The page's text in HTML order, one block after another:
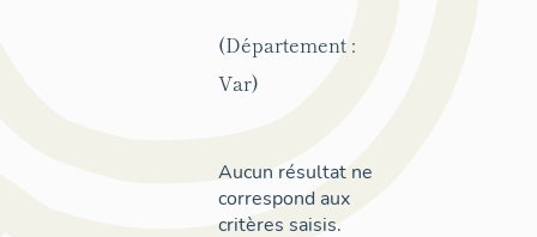
(Département :
Var)
Aucun résultat ne
correspond aux
critères saisis.